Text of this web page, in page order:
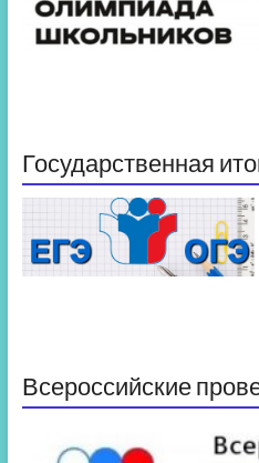
Государственная
Всероссийские